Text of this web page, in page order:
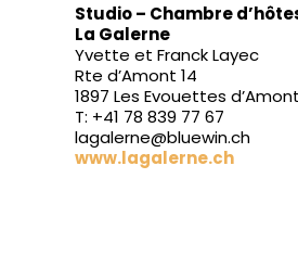
Studio – Chambre
La Galerne
Yvette et Franck Layec
Rte d’Amont 14
1897 Les Evouettes d’Amont
T: +41 78 839 77 67
lagalerne@bluewin.ch
www.lagalerne.ch